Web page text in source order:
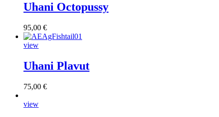
Uhani Octopussy
95,00 €
view
Uhani Plavut
75,00 €
view